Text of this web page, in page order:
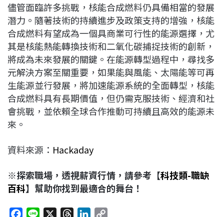
儘管面臨許多挑戰，核能合成燃料仍具備相當的發展
潛力。隨著技術的持續進步及政策支持的增強，核能
合成燃料有望成為一個具商業可行性的能源選擇，尤
其是核能熱能轉換技術和二氧化碳捕捉技術的創新，
將成為未來發展的關鍵。在能源轉型過程中，尋找多
元解決方案至關重要，如果能與風能、太陽能等可再
生能源並行發展，將加速能源系統的全面轉型，核能
合成燃料具有長期價值，但仍需克服技術、經濟和社
會挑戰，並依賴全球合作推動可持續且高效的能源未
來。
資料來源： Hackaday
※探索職場，透視薪資行情，請參考【科技類-職缺
百科】幫助你找到最適合的舞台！